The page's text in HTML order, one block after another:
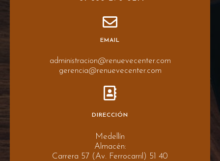
EMAIL
administracion@renuevecenter.com
gerencia@renuevecenter.com
DIRECCIÓN
Medellín
Almacén:
Carrera 57 (Av. Ferrocarril) 51 40